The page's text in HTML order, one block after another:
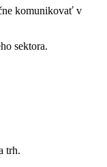
komunikovať v
sektora.
trh.